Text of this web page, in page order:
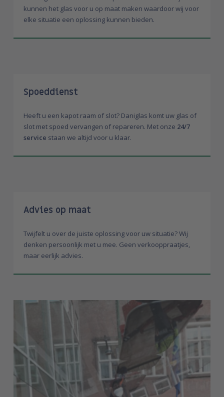
kunnen het glas voor u op maat maken waardoor wij voor
elke situatie een oplossing kunnen bieden.
Spoeddienst
Heeft u een kapot raam of slot? Daniglas komt uw glas of
slot met spoed vervangen of repareren. Met onze 24/7
service staan we altijd voor u klaar.
Advies op maat
Twijfelt u over de juiste oplossing voor uw situatie? Wij
denken persoonlijk met u mee. Geen verkooppraatjes,
maar eerlijk advies.